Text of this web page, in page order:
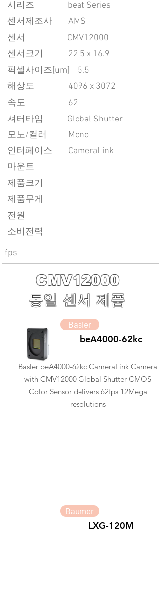
시리즈
beat Series
센서제조사
AMS
센서
CMV12000
센서크기
픽셀사이즈[um]
5.5
​해상도
4096 x 3072
속도
62
​셔터타입
Global Shutter
모노/컬러
Mono
인터페이스
CameraLink
마운트
제품크기
제품무게
전원
소비전력
22.5 x 16.9
fps
CMV12000
동일 센서 제품
Basler
beA4000-62kc
Basler beA4000-62kc CameraLink Camera
with CMV12000 Global Shutter CMOS
Color Sensor delivers 62fps 12Mega
resolutions
Baumer
LXG-120M